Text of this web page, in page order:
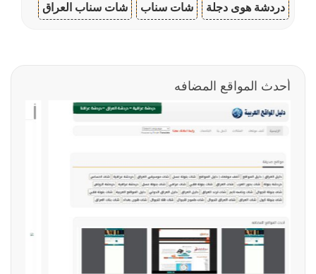
دردشة هوى دجلة شات سناب شات سناب العراق
أحدث المواقع المضافه